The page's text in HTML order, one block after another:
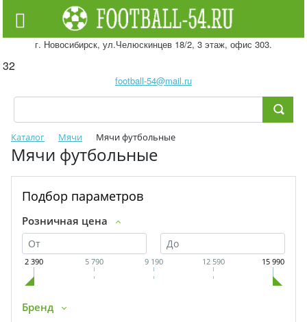
г. Новосибирск, ул.Челюскинцев 18/2, 3 этаж, офис 303.
32
football-54@mail.ru
Каталог Мячи Мячи футбольные
Мячи футбольные
Подбор параметров
Розничная цена
2 390 5 790 9 190 12 590 15 990
Бренд